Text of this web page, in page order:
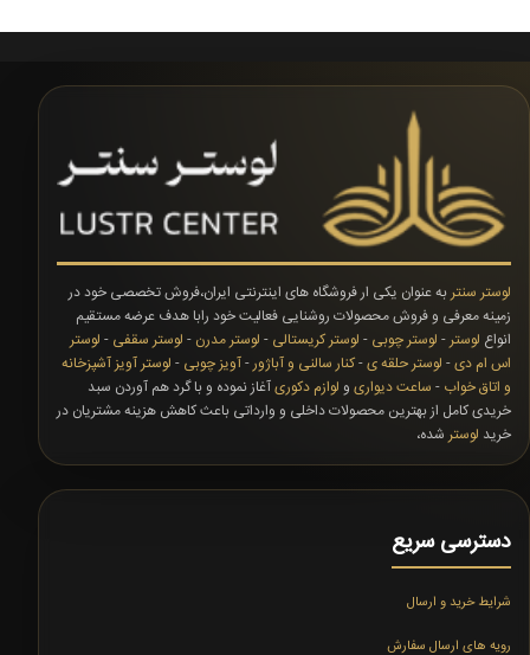
لوستر سنتر به عنوان یکی ار فروشگاه های اینترنتی ایران،فروش تخصصی خود در
زمینه معرفی و فروش محصولات روشنایی فعالیت خود رابا هدف عرضه مستقیم
انواع لوستر - لوستر چوبی - لوستر کریستالی - لوستر مدرن - لوستر سقفی - لوستر
اس ام دی- لوستر حلقه ی-کنار سالنی و آباژور-آویز چوبی - لوستر آویز آشپزخانه
و اتاق خواب - ساعت دیواری و لوازم دکوریآغاز نموده و با گرد هم آوردن سبد
خریدی کامل از بهترین محصولات داخلی و وارداتی باعث کاهش هزینه مشتریان در
خرید لوستر شده،
دسترسی سریع
شرایط خرید و ارسال
رویه های ارسال سفارش